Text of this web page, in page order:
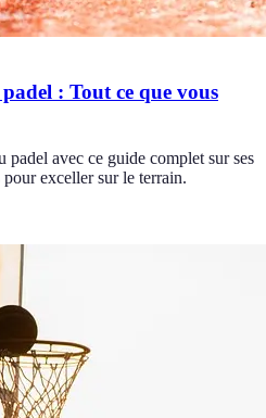
padel : Tout ce que vous
padel avec ce guide complet sur ses
pour exceller sur le terrain.